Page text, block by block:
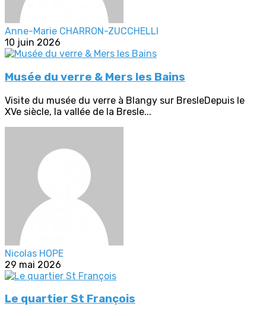
Anne-Marie CHARRON-ZUCCHELLI
10 juin 2026
Musée du verre & Mers les Bains
Visite du musée du verre à Blangy sur BresleDepuis le
XVe siècle, la vallée de la Bresle...
Nicolas HOPE
29 mai 2026
Le quartier St François